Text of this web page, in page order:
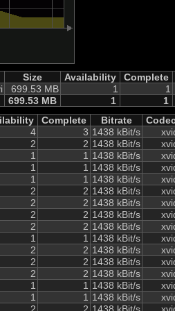
Size Availability Complete
699.53 MB 1 1
699.53 MB 1 1
Complete Bitrate
4 3 1438 kBit/s
2 2 1438 kBit/s
1 1 1438 kBit/s
1 1 1438 kBit/s
1 1 1438 kBit/s
2 2 1438 kBit/s
2 2 1438 kBit/s
2 2 1438 kBit/s
2 2 1438 kBit/s
1 1 1438 kBit/s
2 2 1438 kBit/s
2 2 1438 kBit/s
2 2 1438 kBit/s
1 1 1438 kBit/s
1 1 1438 kBit/s